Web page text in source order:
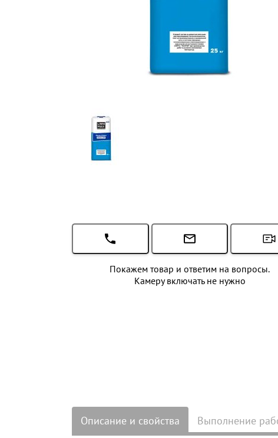
Покажем товар и ответим на вопросы.
Камеру включать не нужно
Описание и свойства Выполнение